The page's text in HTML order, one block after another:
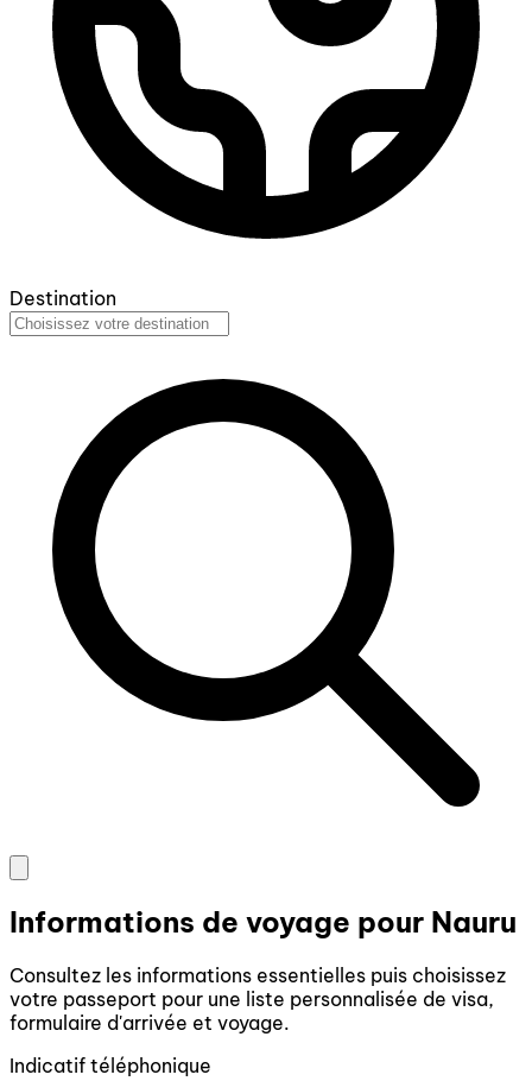
Destination
Informations de voyage pour Nauru
Consultez les informations essentielles puis choisissez
votre passeport pour une liste personnalisée de visa,
formulaire d'arrivée et voyage.
Indicatif téléphonique